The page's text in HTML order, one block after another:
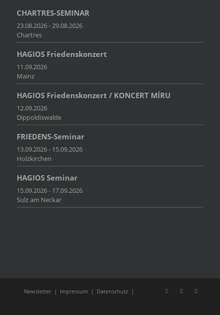
CHARTRES-SEMINAR
23.08.2026 - 29.08.2026
Chartres
HAGIOS Friedenskonzert
11.09.2026
Mainz
HAGIOS Friedenskonzert / KONCERT MÍRU
12.09.2026
Dippoldiswalde
FRIEDENS-Seminar
13.09.2026 - 15.09.2026
Holzkirchen
HAGIOS Seminar
15.09.2026 - 17.09.2026
Sulz am Neckar
Newsletter | Impressum | Datenschutz |